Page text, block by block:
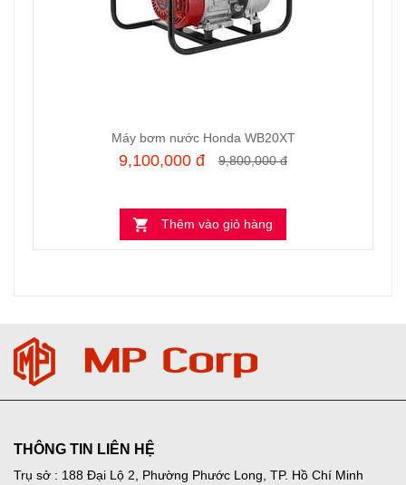
Máy bơm nước Honda WB20XT
9,100,000 đ 9,800,000 đ
Thêm vào giỏ hàng
THÔNG TIN LIÊN HỆ
Trụ sở : 188 Đại Lộ 2, Phường Phước Long, TP. Hồ Chí Minh